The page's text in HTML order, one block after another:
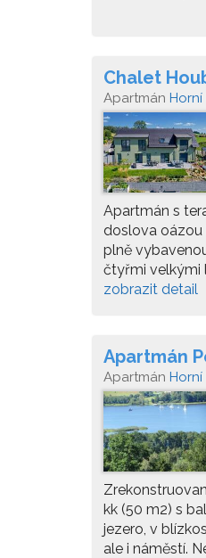
Chalet
Apartmán Horní
Planá
Apartmán s
doslova oázou
plně
čtyřmi velkými
zobrazit detail
Apartmán
Apartmán Horní
kk (50 m2) s
jezero, v
ale i náměstí.